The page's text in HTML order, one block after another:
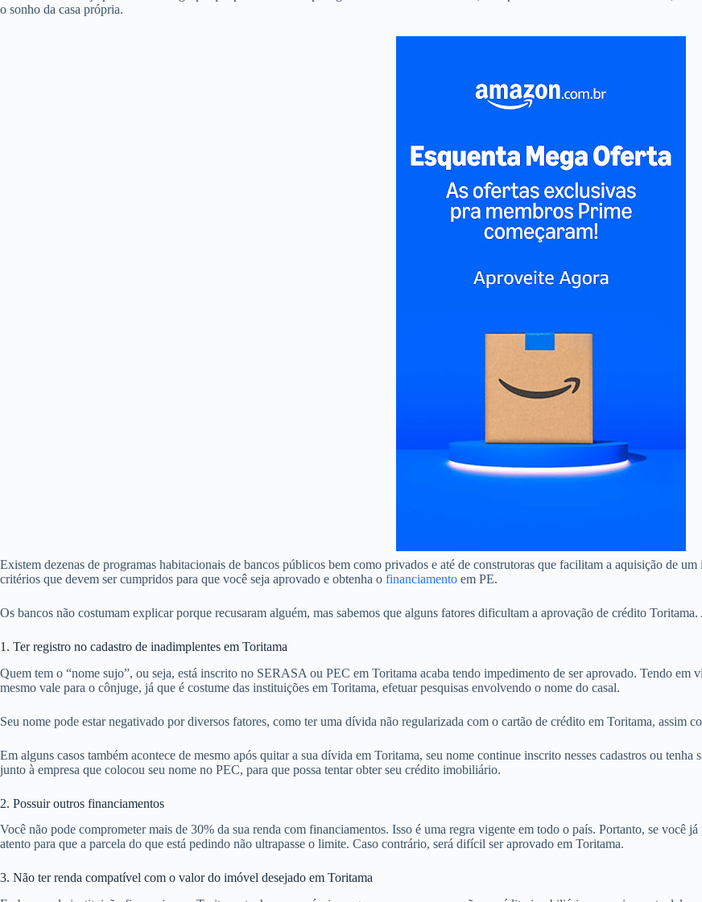
o sonho da casa própria.
Existem dezenas de programas habitacionais de bancos públicos bem como privados e até de construtoras que facilitam a aquisição de
critérios que devem ser cumpridos para que você seja aprovado e obtenha o financiamento em PE.
Os bancos não costumam explicar porque recusaram alguém, mas sabemos que alguns fatores dificultam a aprovação de crédito
1. Ter registro no cadastro de inadimplentes em Toritama
Quem tem o “nome sujo”, ou seja, está inscrito no SERASA ou PEC em Toritama acaba tendo impedimento de ser aprovado. Tendo em
mesmo vale para o cônjuge, já que é costume das instituições em Toritama, efetuar pesquisas envolvendo o nome do casal.
Seu nome pode estar negativado por diversos fatores, como ter uma dívida não regularizada com o cartão de crédito em Toritama, assim
Em alguns casos também acontece de mesmo após quitar a sua dívida em Toritama, seu nome continue inscrito nesses cadastros ou
junto à empresa que colocou seu nome no PEC, para que possa tentar obter seu crédito imobiliário.
2. Possuir outros financiamentos
Você não pode comprometer mais de 30% da sua renda com financiamentos. Isso é uma regra vigente em todo o país. Portanto, se você
atento para que a parcela do que está pedindo não ultrapasse o limite. Caso contrário, será difícil ser aprovado em Toritama.
3. Não ter renda compatível com o valor do imóvel desejado em Toritama